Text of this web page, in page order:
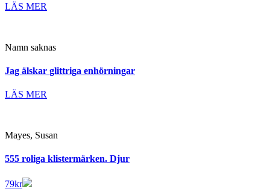
LÄS MER
Namn saknas
Jag älskar glittriga enhörningar
LÄS MER
Mayes, Susan
555 roliga klistermärken. Djur
79kr